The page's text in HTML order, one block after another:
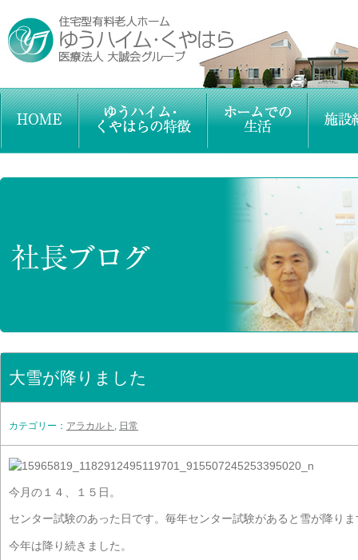
大雪が降りました
カテゴリー： アラカルト , 日常
今月の１４、１５日。
センター試験のあった日です。毎年センター試験があると雪が降り
今年は降り続きました。